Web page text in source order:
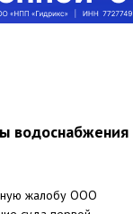
водоснабжения
жалобу ООО